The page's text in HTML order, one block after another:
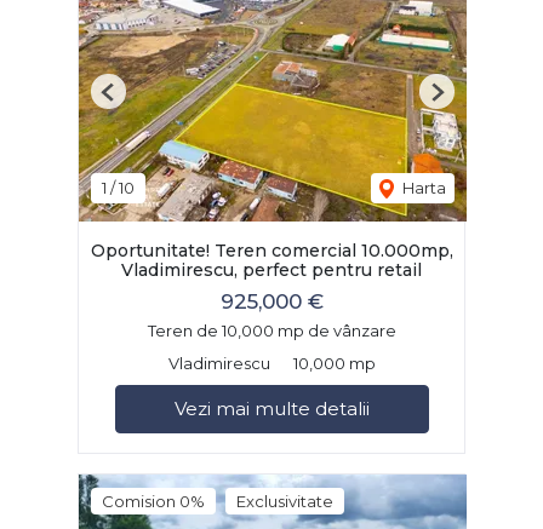
1 /10 Harta
Previous Next
Oportunitate! Teren comercial 10.000mp,
Vladimirescu, perfect pentru retail
925,000 €
Teren de 10,000 mp de vânzare
Vladimirescu
10,000 mp
Vezi mai multe detalii
Comision 0% Exclusivitate